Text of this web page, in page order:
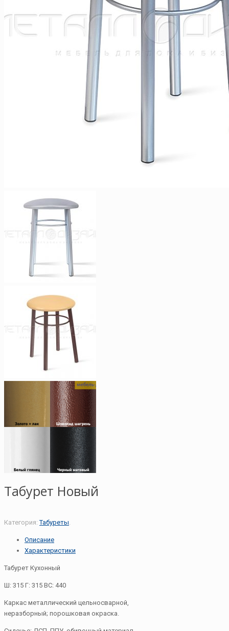
Табурет Новый
Категория:Табуреты
Описание
Характеристики
Табурет Кухонный
Ш: 315 Г: 315 ВС: 440
Каркас металлический цельносварной,
неразборный; порошковая окраска.